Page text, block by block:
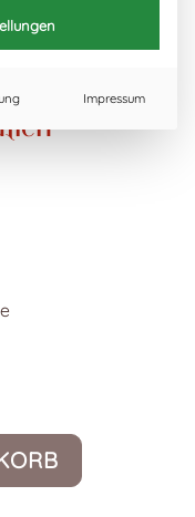
Impressum